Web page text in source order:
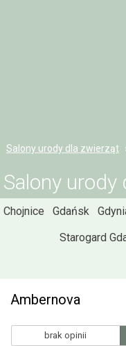
Salony urody dla zwierząt
Salony urody
Chojnice Gdańsk
Starogard
Ambernova
brak opinii